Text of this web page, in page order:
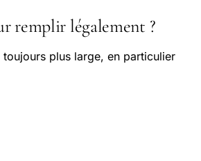
remplir légalement ?
plus large, en particulier